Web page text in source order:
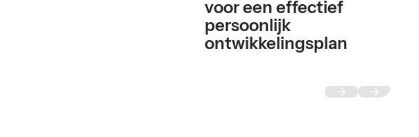
voor een effectief
persoonlijk
ontwikkelingsplan